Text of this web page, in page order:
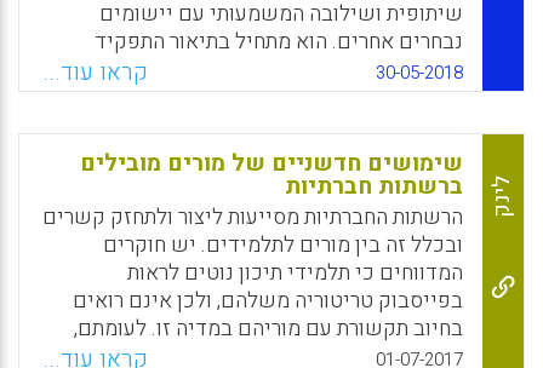
שיתופית ושילובה המשמעותי עם יישומים
נבחרים אחרים. הוא מתחיל בתיאור התפקיד
המרכזי של למידה שיתופית בתכנית לתואר שני
בהוראה (Master in Teaching) באוניברסיטת
סיאטל (Seattle University), יחד עם האלמנטים
הבסיסיים לעבודה שיתופית. המאמר ממשיך
בהסבר כיצד גישת ה- Storypath מתקינה
פיגומים ליכולת של פרחי ההוראה לסייע בהצלחה
ללמידה השיתופית, ואז מספק דוגמא ספציפית
שהתמקדה בקיימות הסביבתית(Laurie Stevahn
& Margit E. McGuire , 2017).
WhatsApp
Facebook
Email
X
30-05-2018 קראו עוד...
לינק
שימושים חדשניים של מורים מובילים
ברשתות חברתיות
הרשתות החברתיות מסייעות ליצור ולתחזק קשרים
ובכלל זה בין מורים לתלמידים. יש חוקרים
המדווחים כי תלמידי תיכון נוטים לראות
בפייסבוק טריטוריה משלהם, ולכן אינם רואים
בחיוב תקשורת עם מוריהם במדיה זו. לעומתם,
ניתן למצוא במחקרים אחרים דיווחים על
01-07-2017 קראו עוד...